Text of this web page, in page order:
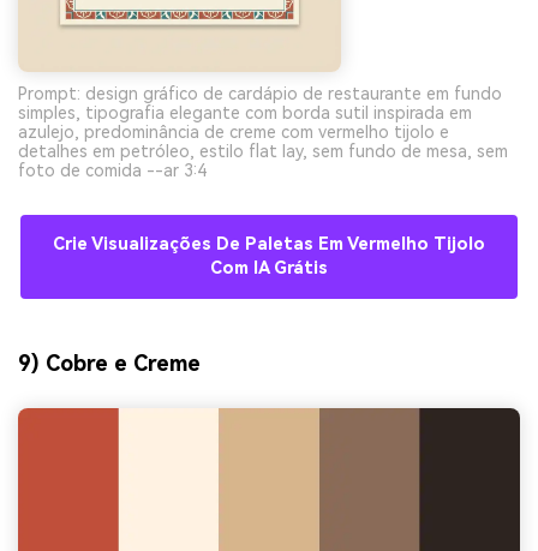
Prompt: design gráfico de cardápio de restaurante em fundo
simples, tipografia elegante com borda sutil inspirada em
azulejo, predominância de creme com vermelho tijolo e
detalhes em petróleo, estilo flat lay, sem fundo de mesa, sem
foto de comida --ar 3:4
Crie Visualizações De Paletas Em Vermelho Tijolo
Com IA Grátis
9) Cobre e Creme